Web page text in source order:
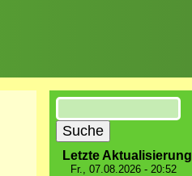
Suche
Letzte Aktualisierung
Fr., 07.08.2026 - 20:52